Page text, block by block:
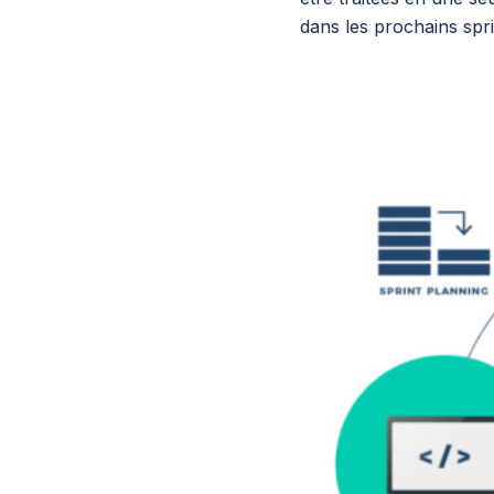
dans les prochains